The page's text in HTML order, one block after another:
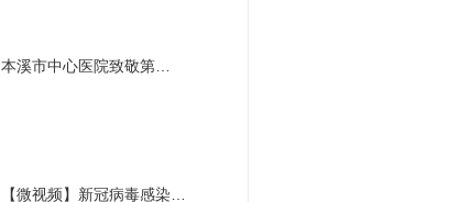
本溪市中心医院致敬第…
【微视频】新冠病毒感染…